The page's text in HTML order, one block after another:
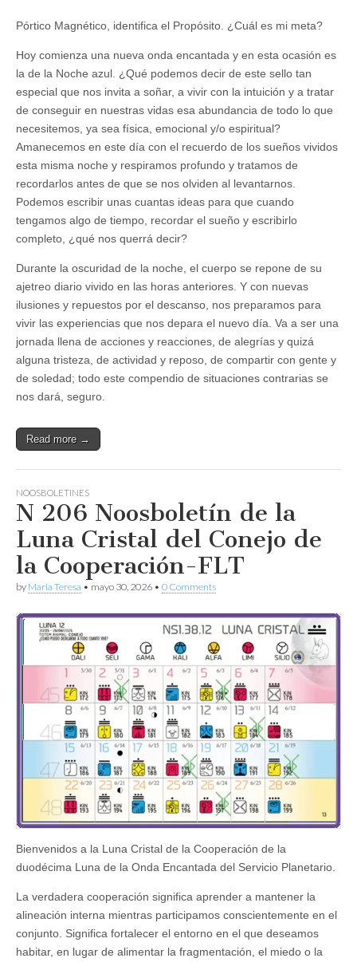
Pórtico Magnético, identifica el Propósito. ¿Cuál es mi meta?
Hoy comienza una nueva onda encantada y en esta ocasión es
la de la Noche azul. ¿Qué podemos decir de este sello tan
especial que nos invita a soñar, a vivir con la intuición y a tratar
de conseguir en nuestras vidas esa abundancia de todo lo que
necesitemos, ya sea física, emocional y/o espiritual?
Amanecemos en este día con el recuerdo de los sueños vividos
esta misma noche y respiramos profundo y tratamos de
recordarlos antes de que se nos olviden al levantarnos.
Podemos escribir unas cuantas ideas para que cuando
tengamos algo de tiempo, recordar el sueño y escribirlo
completo, ¿qué nos querrá decir?
Durante la oscuridad de la noche, el cuerpo se repone de su
ajetreo diario vivido en las horas anteriores. Y con nuevas
ilusiones y repuestos por el descanso, nos preparamos para
vivir las experiencias que nos depara el nuevo día. Va a ser una
jornada llena de acciones y reacciones, de alegrías y quizá
alguna tristeza, de actividad y reposo, de compartir con gente y
de soledad; todo este compendio de situaciones contrarias se
nos dará, seguro.
Read more →
NOOSBOLETINES
N 206 Noosboletín de la
Luna Cristal del Conejo de
la Cooperación-FLT
by Maria Teresa • mayo 30, 2026 • 0 Comments
Bienvenidos a la Luna Cristal de la Cooperación de la
duodécima Luna de la Onda Encantada del Servicio Planetario.
La verdadera cooperación significa aprender a mantener la
alineación interna mientras participamos conscientemente en el
conjunto. Significa fortalecer el entorno en el que deseamos
habitar, en lugar de alimentar la fragmentación, el miedo o la